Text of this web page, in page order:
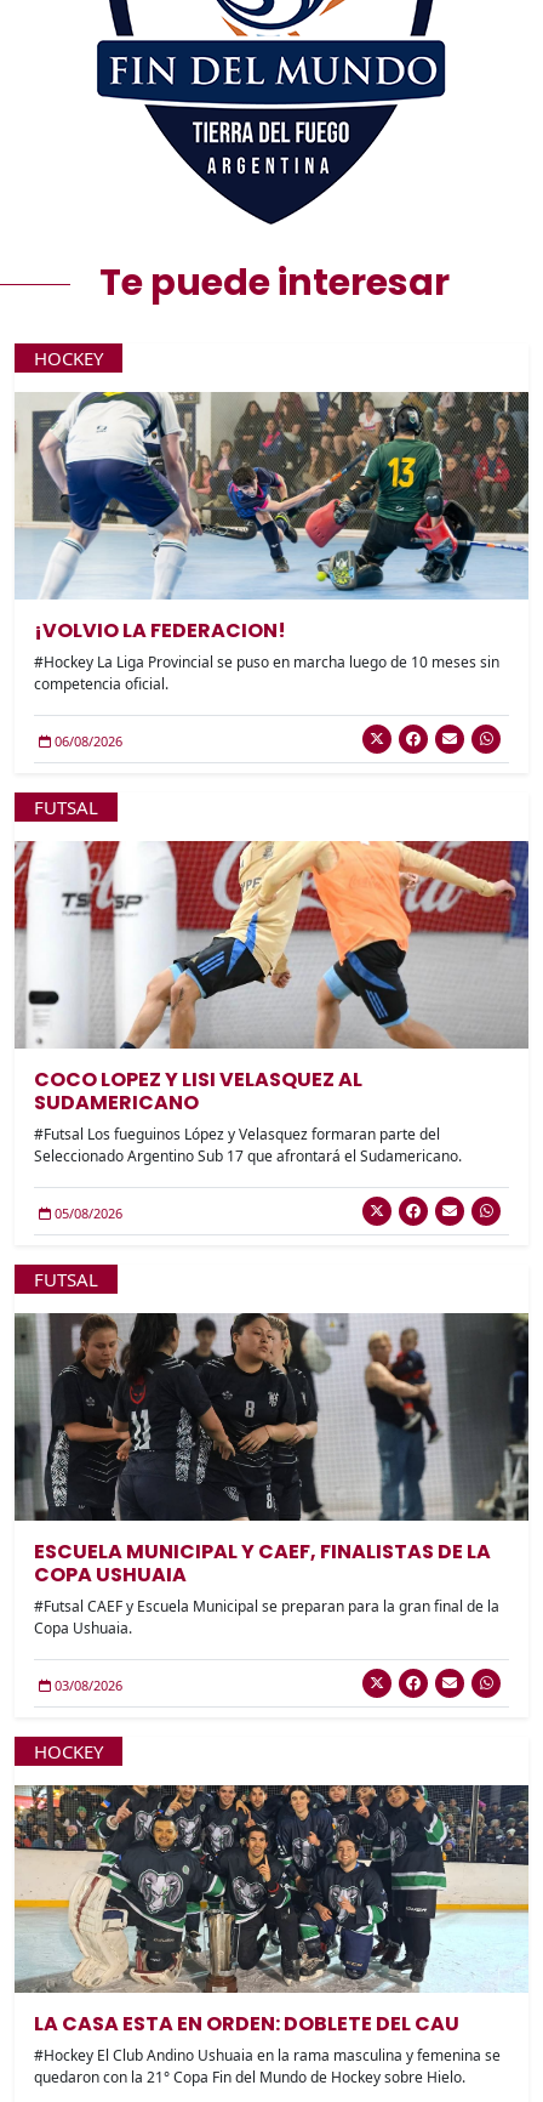
Te puede interesar
HOCKEY
¡VOLVIO LA FEDERACION!
#Hockey La Liga Provincial se puso en marcha luego de 10 meses sin
competencia oficial.
06/08/2026
FUTSAL
COCO LOPEZ Y LISI VELASQUEZ AL
SUDAMERICANO
#Futsal Los fueguinos López y Velasquez formaran parte del
Seleccionado Argentino Sub 17 que afrontará el Sudamericano.
05/08/2026
FUTSAL
ESCUELA MUNICIPAL Y CAEF, FINALISTAS DE LA
COPA USHUAIA
#Futsal CAEF y Escuela Municipal se preparan para la gran final de la
Copa Ushuaia.
03/08/2026
HOCKEY
LA CASA ESTA EN ORDEN: DOBLETE DEL CAU
#Hockey El Club Andino Ushuaia en la rama masculina y femenina se
quedaron con la 21° Copa Fin del Mundo de Hockey sobre Hielo.